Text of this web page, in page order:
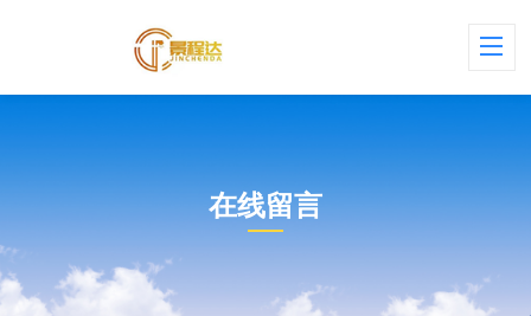
在线留言